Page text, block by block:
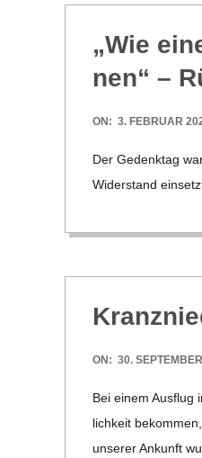
„Wie
nen“ –
2023-
ON: 3. FEBRUAR
Der Gedenk­tag
Wider­stand
2016-
ON: 30.
Bei einem Aus­flug
lich­keit
unse­rer Ankunft